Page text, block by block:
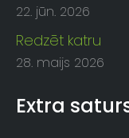
22. jūn. 2026
Redzēt katru
28. maijs 2026
Extra